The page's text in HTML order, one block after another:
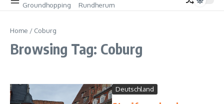
Groundhopping
Rundherum
Home / Coburg
Browsing Tag: Coburg
Deutschland